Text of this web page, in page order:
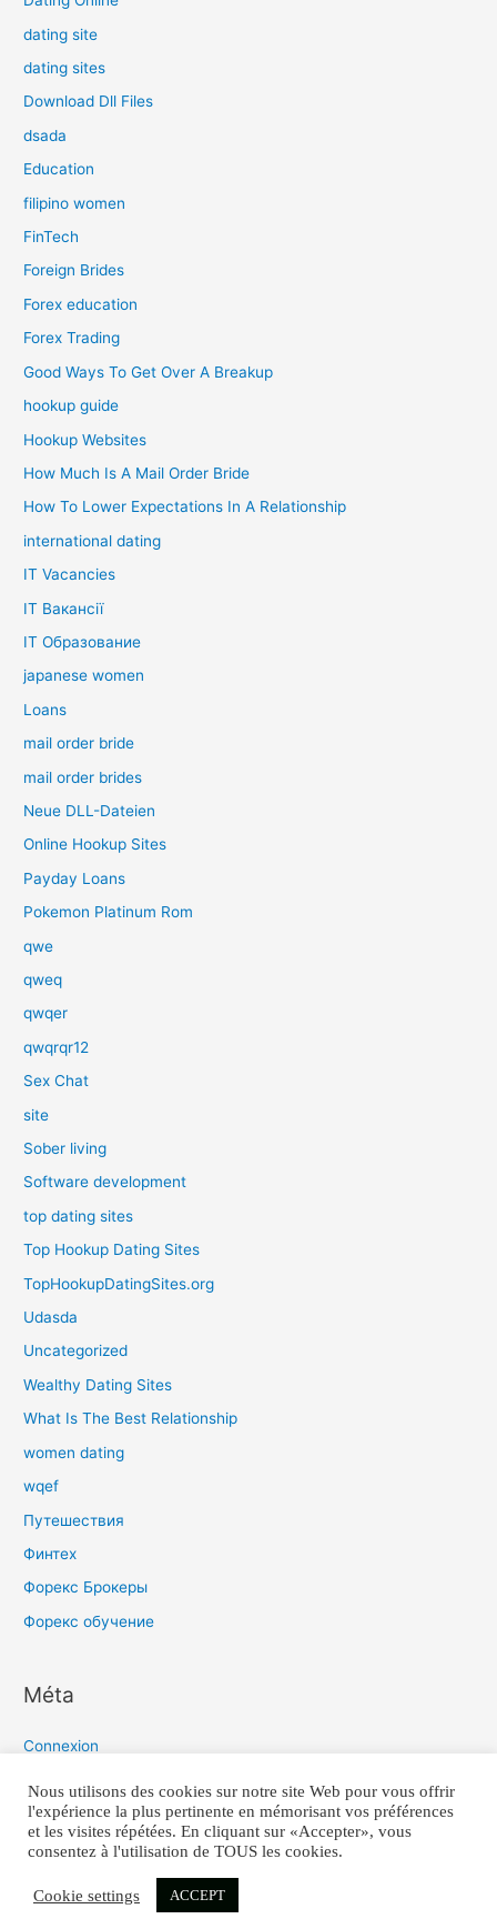
dating site
dating sites
Download Dll Files
dsada
Education
filipino women
FinTech
Foreign Brides
Forex education
Forex Trading
Good Ways To Get Over A Breakup
hookup guide
Hookup Websites
How Much Is A Mail Order Bride
How To Lower Expectations In A Relationship
international dating
IT Vacancies
IT Вакансії
IT Образование
japanese women
Loans
mail order bride
mail order brides
Neue DLL-Dateien
Online Hookup Sites
Payday Loans
Pokemon Platinum Rom
qwe
qweq
qwqer
qwqrqr12
Sex Chat
site
Sober living
Software development
top dating sites
Top Hookup Dating Sites
TopHookupDatingSites.org
Udasda
Uncategorized
Wealthy Dating Sites
What Is The Best Relationship
women dating
wqef
Путешествия
Финтех
Форекс Брокеры
Форекс обучение
Méta
Connexion
Flux des commentaires
Site de WordPress-FR
COPYRIGHT 2021 © TIMO-Q TOUS DROITS REÇUS
Nous utilisons des cookies sur notre site Web pour vous offrir
l'expérience la plus pertinente en mémorisant vos préférences
et les visites répétées. En cliquant sur «Accepter», vous
consentez à l'utilisation de TOUS les cookies.
Cookie settings ACCEPT